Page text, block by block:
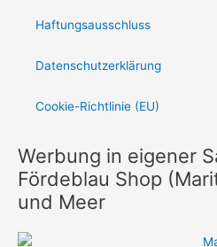
Haftungsausschluss
Datenschutzerklärung
Cookie-Richtlinie (EU)
Werbung in eigener
Fördeblau Shop
und Meer